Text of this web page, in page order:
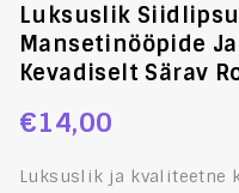
Luksuslik
Mansetinööpide
Kevadiselt Särav
€14,00
Luksuslik ja kvaliteetne